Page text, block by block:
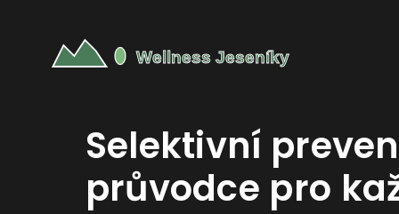
Selektivní
průvodce pro